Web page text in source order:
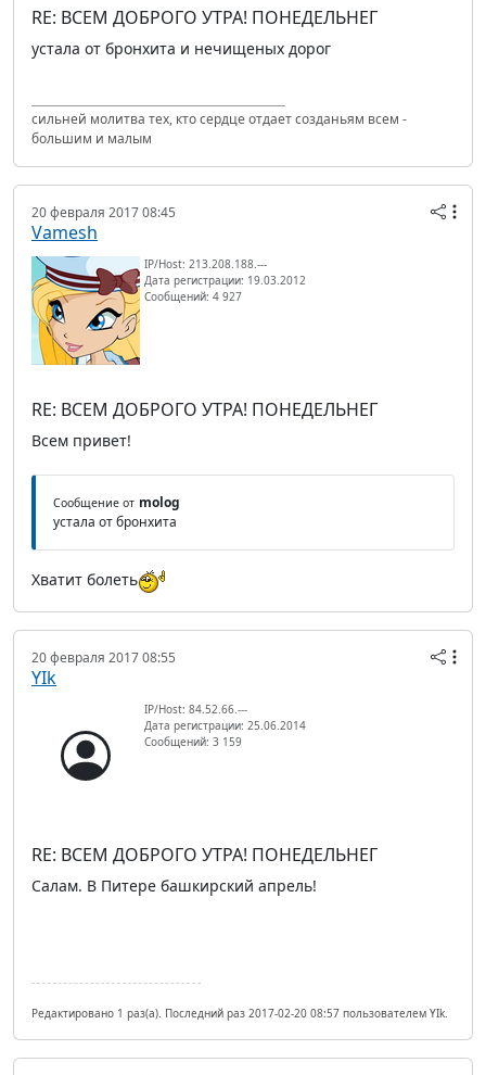
RE: ВСЕМ ДОБРОГО УТРА! ПОНЕДЕЛЬНЕГ
устала от бронхита и нечищеных дорог
сильней молитва тех, кто сердце отдает созданьям всем -
большим и малым
20 февраля 2017 08:45
Vamesh
IP/Host: 213.208.188.---
Дата регистрации: 19.03.2012
Сообщений: 4 927
RE: ВСЕМ ДОБРОГО УТРА! ПОНЕДЕЛЬНЕГ
Всем привет!
Сообщение от molog
устала от бронхита
Хватит болеть
20 февраля 2017 08:55
YIk
IP/Host: 84.52.66.---
Дата регистрации: 25.06.2014
Сообщений: 3 159
RE: ВСЕМ ДОБРОГО УТРА! ПОНЕДЕЛЬНЕГ
Салам. В Питере башкирский апрель!
Редактировано 1 раз(а). Последний раз 2017-02-20 08:57 пользователем YIk.